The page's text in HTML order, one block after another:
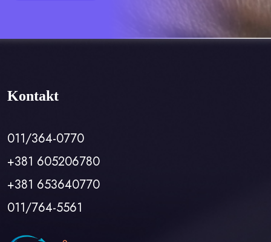
Kontakt
011/364-0770
+381 605206780
+381 653640770
011/764-5561